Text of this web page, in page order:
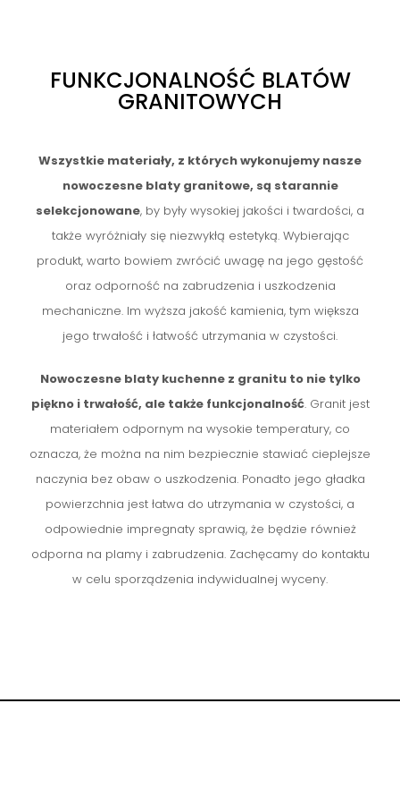
FUNKCJONALNOŚĆ BLATÓW
GRANITOWYCH
Wszystkie materiały, z których wykonujemy nasze
nowoczesne blaty granitowe, są starannie
selekcjonowane, by były wysokiej jakości i twardości, a
także wyróżniały się niezwykłą estetyką. Wybierając
produkt, warto bowiem zwrócić uwagę na jego gęstość
oraz odporność na zabrudzenia i uszkodzenia
mechaniczne. Im wyższa jakość kamienia, tym większa
jego trwałość i łatwość utrzymania w czystości.
Nowoczesne blaty kuchenne z granitu to nie tylko
piękno i trwałość, ale także funkcjonalność. Granit jest
materiałem odpornym na wysokie temperatury, co
oznacza, że można na nim bezpiecznie stawiać cieplejsze
naczynia bez obaw o uszkodzenia. Ponadto jego gładka
powierzchnia jest łatwa do utrzymania w czystości, a
odpowiednie impregnaty sprawią, że będzie również
odporna na plamy i zabrudzenia. Zachęcamy do kontaktu
w celu sporządzenia indywidualnej wyceny.